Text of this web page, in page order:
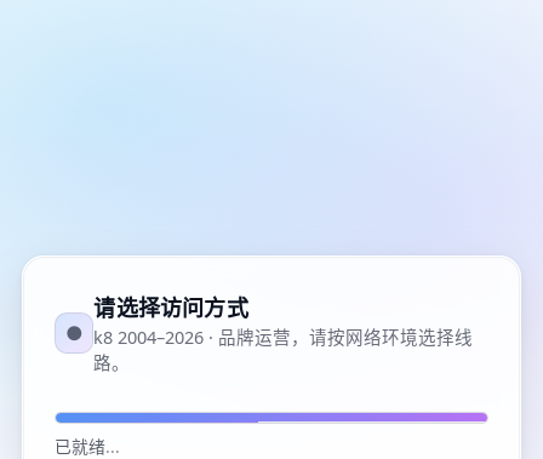
●
请选择访问方式
k8 2004–2026 · 品牌运营，请按网络环境选择线
路。
已就绪...